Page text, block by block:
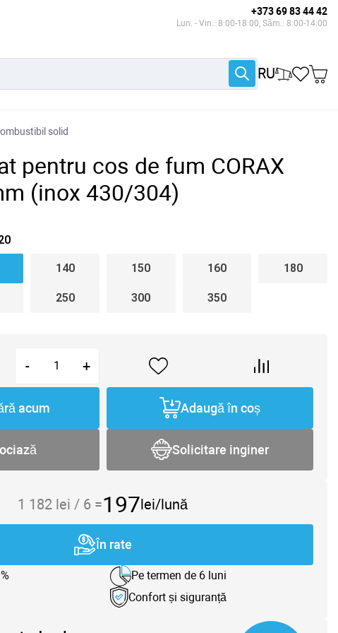
+373 69 83 44 42
Lun. - Vin.: 8:00-18:00, Sâm.: 8:00-14:00
RU
solid
pentru cos de fum CORAX
(inox 430/304)
140 150 160 180
250 300 350
- +
acum Adaugă în coș
Solicitare inginer
1 182 lei / 6 =197lei/lună
În rate
Pe termen de 6 luni
Confort și siguranță